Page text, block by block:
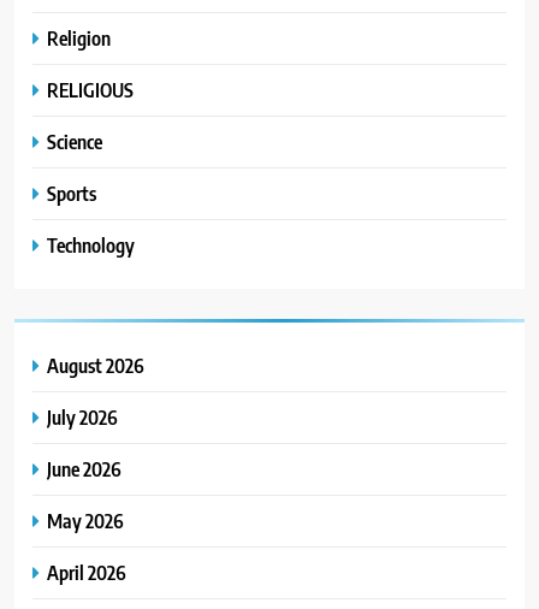
Religion
RELIGIOUS
Science
Sports
Technology
August 2026
July 2026
June 2026
May 2026
April 2026